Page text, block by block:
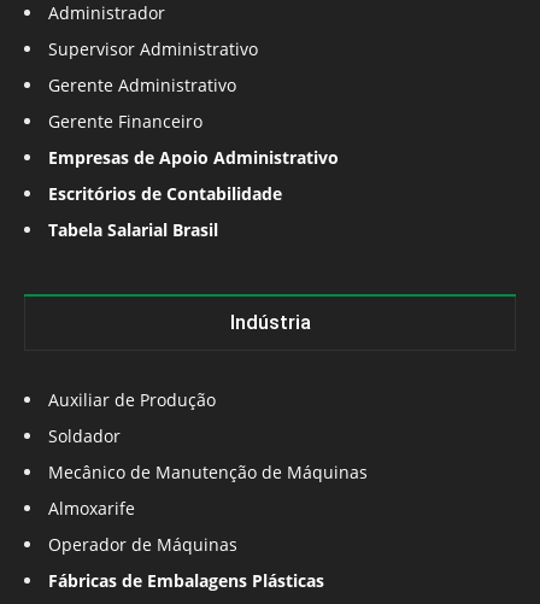
Administrador
Supervisor Administrativo
Gerente Administrativo
Gerente Financeiro
Empresas de Apoio Administrativo
Escritórios de Contabilidade
Tabela Salarial Brasil
Indústria
Auxiliar de Produção
Soldador
Mecânico de Manutenção de Máquinas
Almoxarife
Operador de Máquinas
Fábricas de Embalagens Plásticas